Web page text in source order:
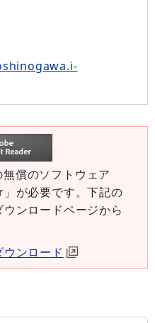
償のソフトウェア
が必要です。下記の
ンロードページから
ンロード